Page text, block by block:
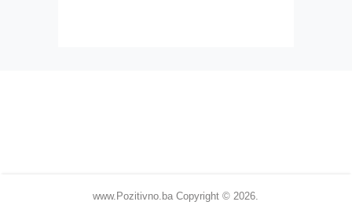
www.Pozitivno.ba Copyright © 2026.